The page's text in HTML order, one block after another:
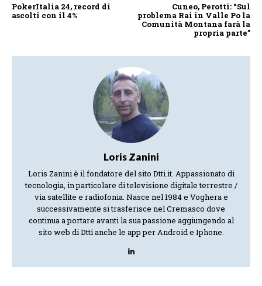
PokerItalia 24, record di
ascolti con il 4%
Cuneo, Perotti: “Sul
problema Rai in Valle Po la
Comunità Montana farà la
propria parte”
Loris Zanini
Loris Zanini è il fondatore del sito Dtti.it. Appassionato di
tecnologia, in particolare di televisione digitale terrestre /
via satellite e radiofonia. Nasce nel 1984 e Voghera e
successivamente si trasferisce nel Cremasco dove
continua a portare avanti la sua passione aggiungendo al
sito web di Dtti anche le app per Android e Iphone.